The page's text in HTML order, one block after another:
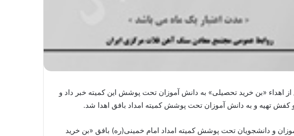
اهداء «بن خرید تحصیلی» به دانش آموزان تحت پوشش این کمیته خبر داد و
هدف تامین لوازم‌التحریر دانش‌آموزان و دانشجویان تحت پوشش کمیته امداد امام خمینی(ره) بافق «بن خرید